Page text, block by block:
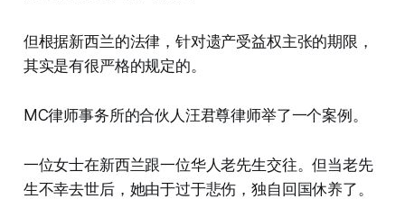
但根据新西兰的法律，针对遗产受益权主张的期限，
其实是有很严格的规定的。
MC律师事务所的合伙人汪君尊律师举了一个案例。
一位女士在新西兰跟一位华人老先生交往。但当老先
生不幸去世后，她由于过于悲伤，独自回国休养了。